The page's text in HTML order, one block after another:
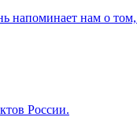
напоминает нам о
России.